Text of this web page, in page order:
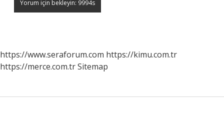
https://www.seraforum.com https://kimu.com.tr
https://merce.com.trSitemap